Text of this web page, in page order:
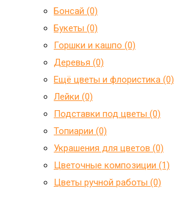
Бонсай (0)
Букеты (0)
Горшки и кашпо (0)
Деревья (0)
Ещё цветы и флористика (0)
Лейки (0)
Подставки под цветы (0)
Топиарии (0)
Украшения для цветов (0)
Цветочные композиции (1)
Цветы ручной работы (0)